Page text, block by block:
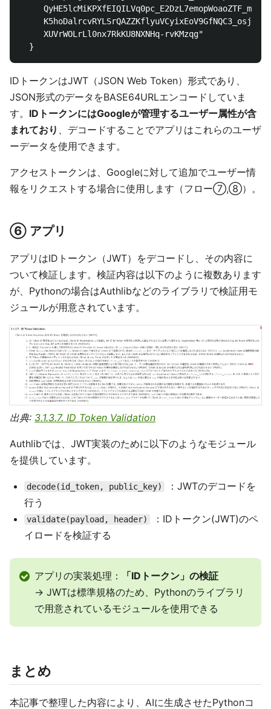
     XUVrWOLrLl0nx7RkKU8NXNHq-rvKMzqg"
IDトークンはJWT（JSON Web Token）形式であり、
JSON形式のデータをBASE64URLエンコードしていま
す。 IDトークンにはGoogleが管理するユーザー属性が含
まれており 、デコードすることでアプリはこれらのユーザ
ーデータを使用できます。
アクセストークンは、Googleに対して追加でユーザー情
報をリクエストする場合に使用します（フロー⑦,⑧）。
⑥ アプリ
アプリはIDトークン（JWT）をデコードし、その内容に
ついて検証します。検証内容は以下のように複数あります
が、Pythonの場合はAuthlibなどのライブラリで検証用モ
ジュールが用意されています。
出典: 3.1.3.7. ID Token Validation
Authlibでは、JWT実装のために以下のようなモジュール
を提供しています。
decode(id_token, public_key)
：JWTのデコードを
行う
validate(payload, header)
：IDトークン(JWT)のペ
イロードを検証する
アプリの実装処理：
「IDトークン」の検証
→ JWTは標準規格のため、Pythonのライブラリ
で用意されているモジュールを使用できる
まとめ
本記事で整理した内容により、AIに生成させたPythonコ